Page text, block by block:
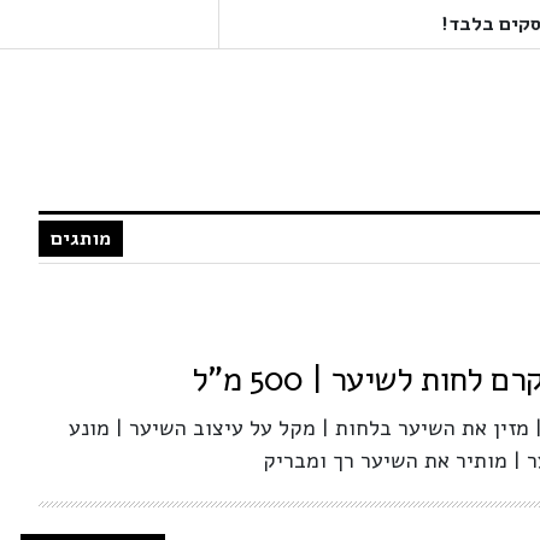
מותגים
לשיער | 500 מ"ל
מזין את השיער בלחות | מקל על עיצוב השיער | מונע
| מותיר את השיער רך ומבריק